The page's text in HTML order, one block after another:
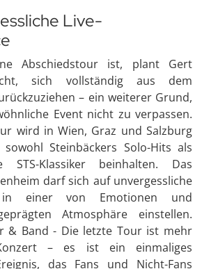
Live-
Abschiedstour ist, plant Gert
sich vollständig aus dem
– ein weiterer Grund,
Event nicht zu verpassen.
wird in Wien, Graz und Salzburg
Steinbäckers Solo-Hits als
STS-Klassiker beinhalten. Das
darf sich auf unvergessliche
in einer von Emotionen und
Atmosphäre einstellen.
& Band - Die letzte Tour ist mehr
– es ist ein einmaliges
das Fans und Nicht-Fans